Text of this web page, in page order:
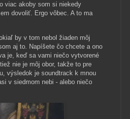
viac akoby som si niekedy
dovoliť. Ergo vôbec. A to ma
by v tom nebol žiaden môj
aj to. Napíšete čo chcete a ono
je, keď sa vami niečo vytvorené
nie je môj obor, takže to pre
výsledok je soundtrack k mnou
v siedmom nebi - alebo niečo